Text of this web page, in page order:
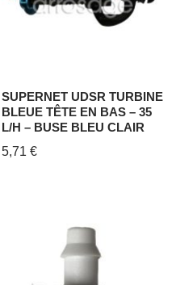
SUPERNET UDSR TURBINE
BLEUE TÊTE EN BAS – 35
L/H – BUSE BLEU CLAIR
5,71€